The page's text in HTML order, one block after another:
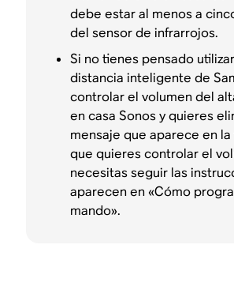
debe estar al menos a
del sensor de infrarrojos.
Si no tienes pensado
distancia inteligente de
controlar el volumen del
en casa Sonos y quieres
mensaje que aparece en
que quieres controlar el
necesitas seguir las
aparecen en «Cómo
mando».